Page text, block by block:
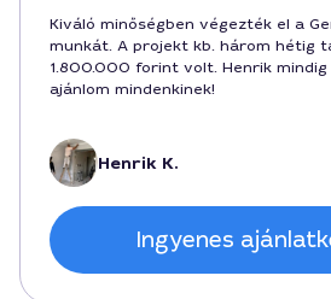
Kiváló minőségben végezték el a
munkát. A projekt kb. három hétig
1.800.000 forint volt. Henrik
ajánlom mindenkinek!
Henrik K.
Ingyenes